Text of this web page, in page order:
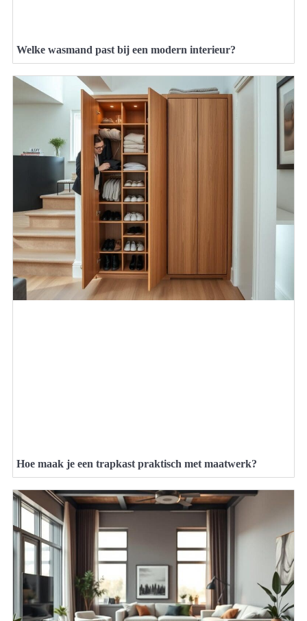
Welke wasmand past bij een modern interieur?
Hoe maak je een trapkast praktisch met maatwerk?